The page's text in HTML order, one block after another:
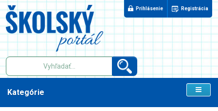
Prihlásenie Registrácia
Kategórie